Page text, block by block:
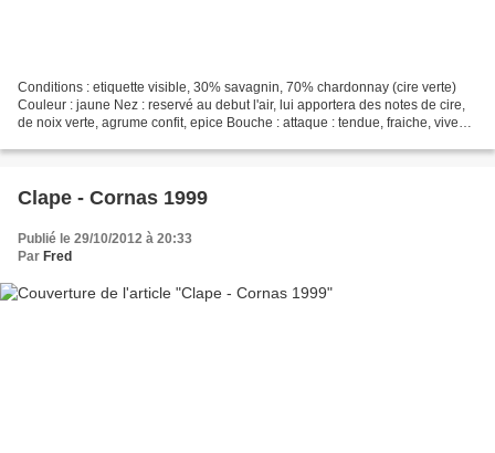
Conditions : etiquette visible, 30% savagnin, 70% chardonnay (cire verte)
Couleur : jaune Nez : reservé au debut l'air, lui apportera des notes de cire,
de noix verte, agrume confit, epice Bouche : attaque : tendue, fraiche, vive
Clape - Cornas 1999
Publié le 29/10/2012 à 20:33
Par Fred